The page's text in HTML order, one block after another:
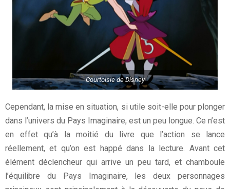
Courtoisie de Disney
Cependant, la mise en situation, si utile soit-elle pour plonger
dans l’univers du Pays Imaginaire, est un peu longue. Ce n’est
en effet qu’à la moitié du livre que l’action se lance
réellement, et qu’on est happé dans la lecture. Avant cet
élément déclencheur qui arrive un peu tard, et chamboule
l’équilibre du Pays Imaginaire, les deux personnages